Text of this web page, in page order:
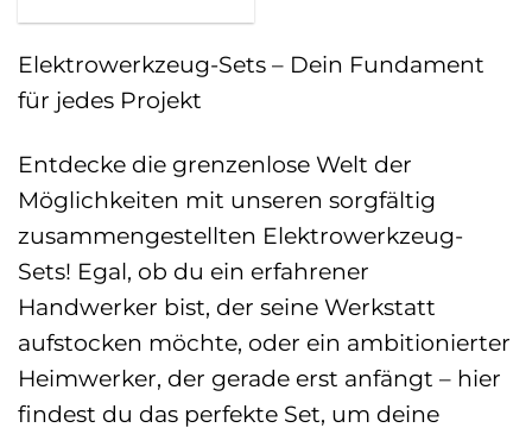
Elektrowerkzeug-Sets – Dein Fundament
für jedes Projekt
Entdecke die grenzenlose Welt der
Möglichkeiten mit unseren sorgfältig
zusammengestellten Elektrowerkzeug-
Sets! Egal, ob du ein erfahrener
Handwerker bist, der seine Werkstatt
aufstocken möchte, oder ein ambitionierter
Heimwerker, der gerade erst anfängt – hier
findest du das perfekte Set, um deine